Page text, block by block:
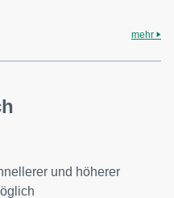
mehr
und höherer